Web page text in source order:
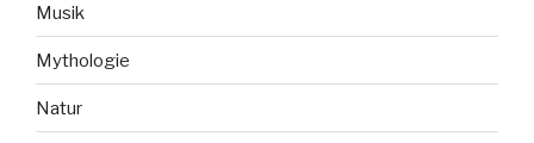
Musik
Mythologie
Natur